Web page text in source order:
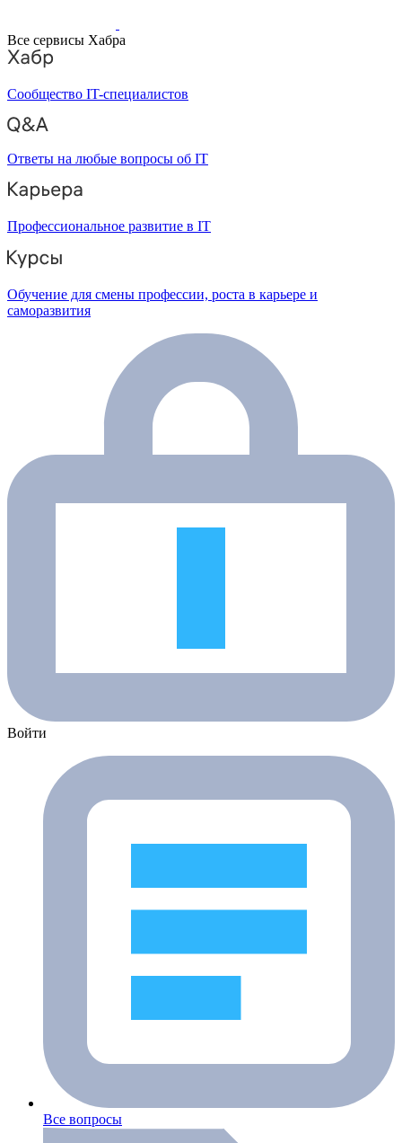
Все сервисы Хабра
Сообщество IT-специалистов
Ответы на любые вопросы об IT
Профессиональное развитие в IT
Обучение для смены профессии, роста в карьере и
саморазвития
Войти
Все вопросы